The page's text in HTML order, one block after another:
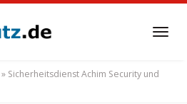
» Sicherheitsdienst Achim Security und